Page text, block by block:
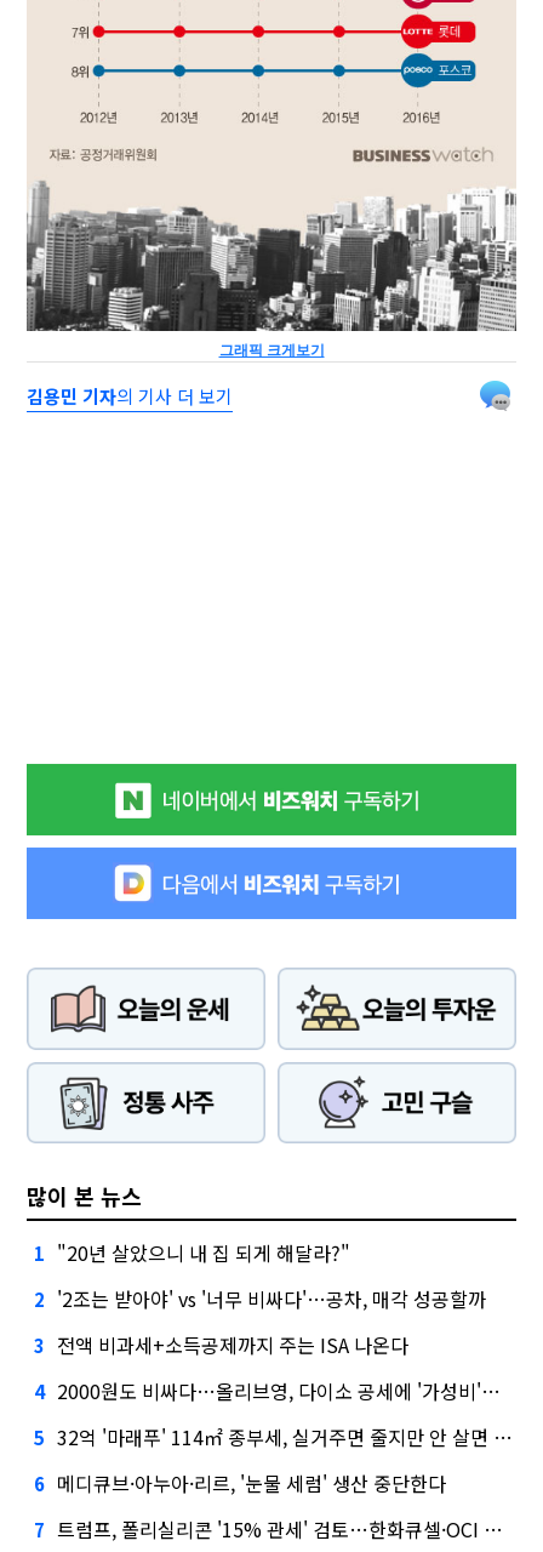
그래픽 크게보기
김용민 기자의 기사 더 보기
많이 본 뉴스
1 "20년 살았으니 내 집 되게 해달라?"
2 '2조는 받아야' vs '너무 비싸다'…공차, 매각 성공할까
3 전액 비과세+소득공제까지 주는 ISA 나온다
4 2000원도 비싸다…올리브영, 다이소 공세에 '가성비'로 맞불
5 32억 '마래푸' 114㎡ 종부세, 실거주면 줄지만 안 살면 2.5배
6 메디큐브·아누아·리르, '눈물 세럼' 생산 중단한다
7 트럼프, 폴리실리콘 '15% 관세' 검토…한화큐셀·OCI 영향은?